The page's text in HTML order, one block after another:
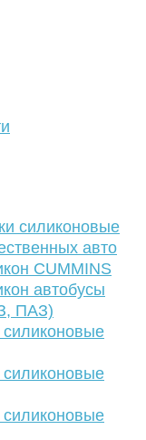
силиконовые
авто
CUMMINS
автобусы
ПАЗ)
силиконовые
силиконовые
силиконовые